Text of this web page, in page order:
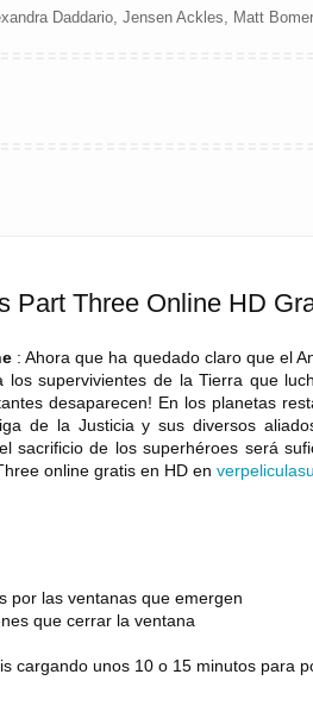
Daddario, Jensen Ackles, Matt Bomer
Part Three Online HD
: Ahora que ha quedado claro que el
supervivientes de la Tierra que
desaparecen! En los planetas
de la Justicia y sus diversos
sacrificio de los superhéroes será
online gratis en HD en
por las ventanas que emergen
que cerrar la ventana
cargando unos 10 o 15 minutos para